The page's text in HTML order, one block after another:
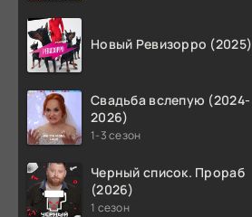
Новый Ревизорро (2025)
Свадьба вслепую (2024-
2026)
1-3 сезон
Черный список. Прораб
(2026)
1 сезон